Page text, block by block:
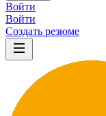
Войти
Войти
Создать резюме